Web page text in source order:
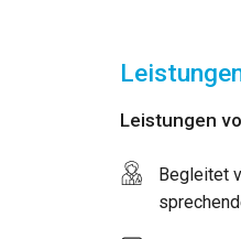
Leistungen
Begleitet